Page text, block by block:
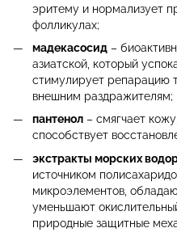
эритему и нормализует
фолликулах;
мадекасосид –
азиатской, который
стимулирует репарацию
внешним раздражителям;
пантенол – смягчает
способствует
экстракты морских
источником
микроэлементов,
уменьшают
природные защитные